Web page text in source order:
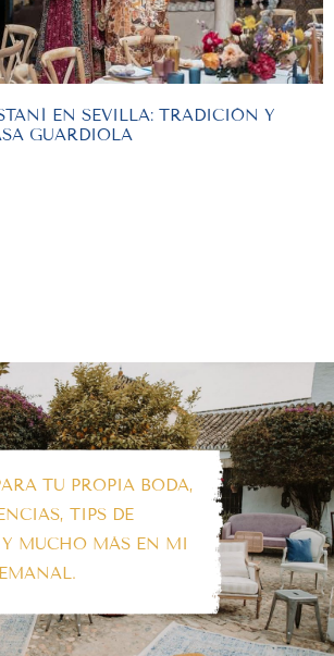
EN SEVILLA: TRADICIÓN Y
GUARDIOLA
TU PROPIA BODA,
TIPS DE
MUCHO MÁS EN MI